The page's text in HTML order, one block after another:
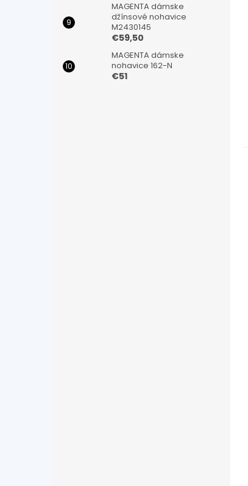
MAGENTA dámske
džínsové nohavice
M2430145
€59,50
MAGENTA dámske
nohavice 162-N
€51